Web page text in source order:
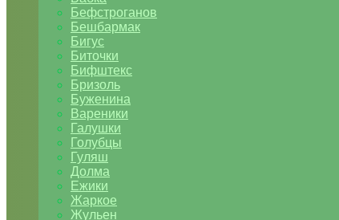
Бефстроганов
Бешбармак
Бигус
Биточки
Бифштекс
Бризоль
Буженина
Вареники
Галушки
Голубцы
Гуляш
Долма
Ежики
Жаркое
Жульен